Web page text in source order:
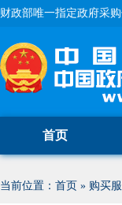
财政部唯一指定政府采
首页
当前位置： 首页 » 购买